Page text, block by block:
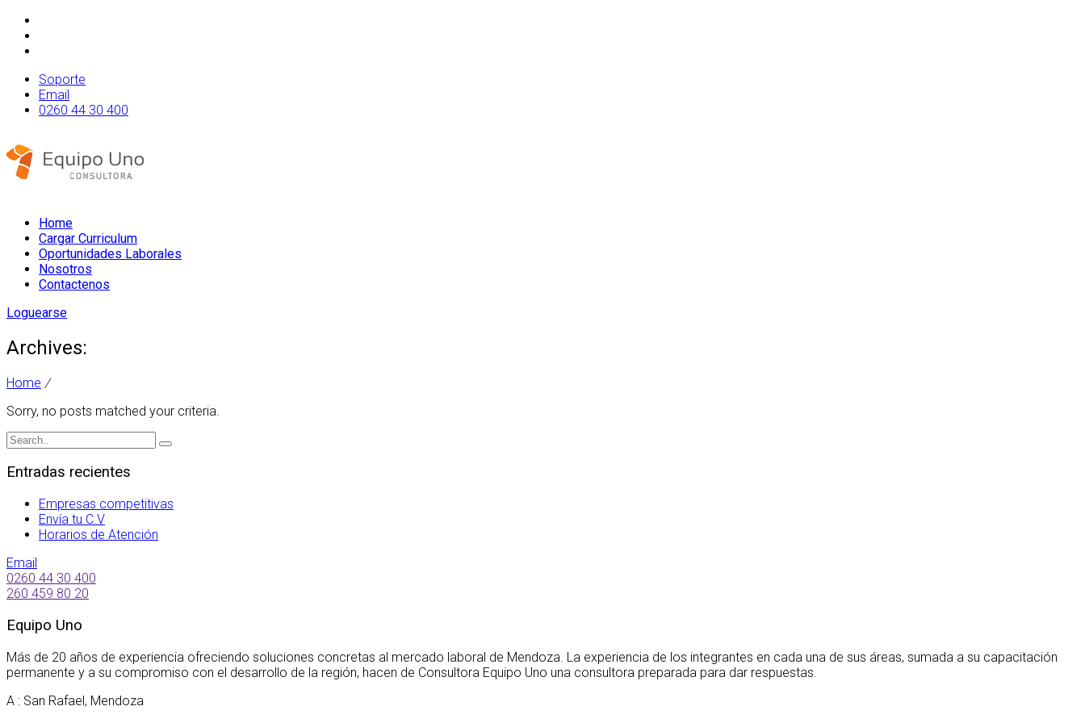
Soporte
Email
0260 44 30 400
Home
Cargar Curriculum
Oportunidades Laborales
Nosotros
Contactenos
Loguearse
Archives:
Home /
Sorry, no posts matched your criteria.
Entradas recientes
Empresas competitivas
Envía tu C.V
Horarios de Atención
Email
0260 44 30 400
260 459 80 20
Equipo Uno
Más de 20 años de experiencia ofreciendo soluciones concretas al mercado laboral de Mendoza. La experiencia de los integrantes en cada una de sus áreas, sumada a su capacitación
permanente y a su compromiso con el desarrollo de la región, hacen de Consultora Equipo Uno una consultora preparada para dar respuestas.
A : San Rafael, Mendoza